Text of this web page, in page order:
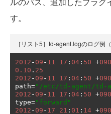
す。
［リスト5］td-agent.logのログ例（
2012 - 09 - 11 17 : 04 : 50 +
0.10 . 25
2012 - 09 - 11 17 : 04 : 50 +
path="/etc/td-agent/td-
2012 - 09 - 11 17 : 04 : 50 +
type="forward"
2012 - 09 - 17 21 : 01 : 14 +